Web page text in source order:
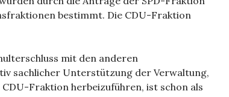
bestimmt. Die CDU-Fraktion
mit den anderen
sachlicher Unterstützung der Verwaltung,
Fraktion herbeizuführen, ist schon als